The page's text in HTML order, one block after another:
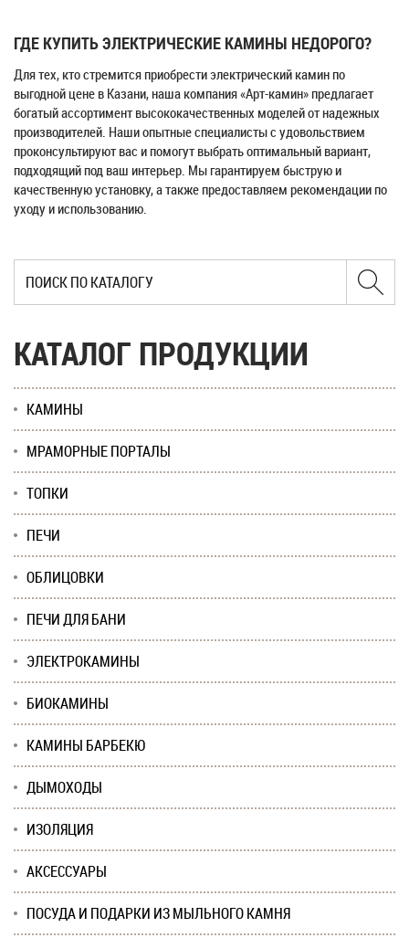
ГДЕ КУПИТЬ ЭЛЕКТРИЧЕСКИЕ КАМИНЫ НЕДОРОГО?
Для тех, кто стремится приобрести электрический камин по
выгодной цене в Казани, наша компания «Арт-камин» предлагает
богатый ассортимент высококачественных моделей от надежных
производителей. Наши опытные специалисты с удовольствием
проконсультируют вас и помогут выбрать оптимальный вариант,
подходящий под ваш интерьер. Мы гарантируем быструю и
качественную установку, а также предоставляем рекомендации по
уходу и использованию.
КАТАЛОГ ПРОДУКЦИИ
КАМИНЫ
МРАМОРНЫЕ ПОРТАЛЫ
ТОПКИ
ПЕЧИ
ОБЛИЦОВКИ
ПЕЧИ ДЛЯ БАНИ
ЭЛЕКТРОКАМИНЫ
БИОКАМИНЫ
КАМИНЫ БАРБЕКЮ
ДЫМОХОДЫ
ИЗОЛЯЦИЯ
АКСЕССУАРЫ
ПОСУДА И ПОДАРКИ ИЗ МЫЛЬНОГО КАМНЯ